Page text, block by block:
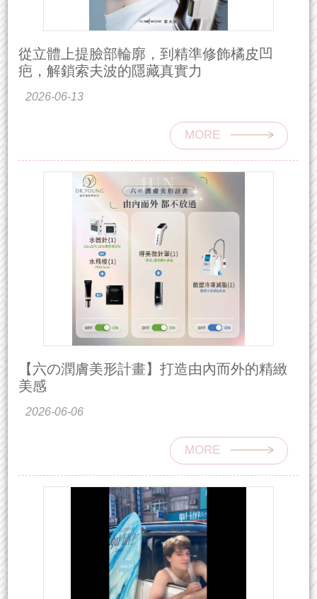
從立體上提臉部輪廓，到精準修飾橘皮凹
疤，解鎖索夫波的隱藏真實力
2026-06-13
MORE
【六の潤膚美形計畫】打造由內而外的精緻
美感
2026-06-06
MORE